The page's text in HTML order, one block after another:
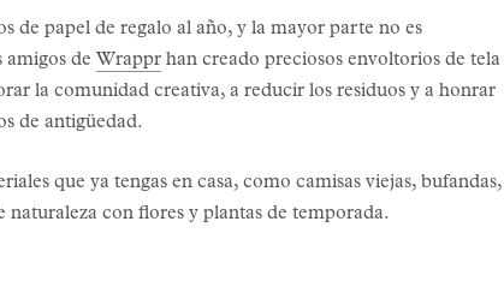
de papel de regalo al año, y la mayor parte no es
amigos de Wrappr han creado preciosos envoltorios de tela
la comunidad creativa, a reducir los residuos y a honrar
de antigüedad.
que ya tengas en casa, como camisas viejas, bufandas,
naturaleza con flores y plantas de temporada.